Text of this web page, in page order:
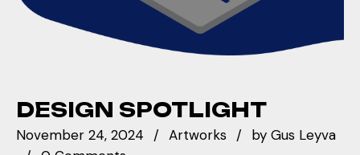
DESIGN SPOTLIGHT
November 24, 2024 Artworks by Gus Leyva